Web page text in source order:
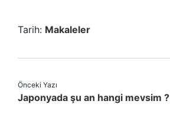
Tarih: Makaleler
Önceki Yazı
Japonyada şu an hangi mevsim ?